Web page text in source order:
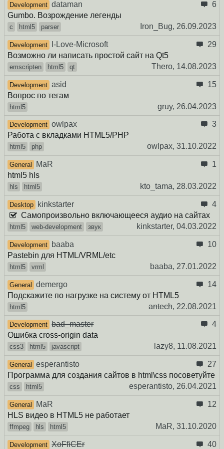
Development dataman
6
Gumbo. Возрождение легенды
c html5 parser Iron_Bug, 26.09.2023
Development I-Love-Microsoft
29
Возможно ли написать простой сайт на Qt5
emscripten html5 qt Thero, 14.08.2023
Development asid
15
Вопрос по тегам
html5 gruy, 26.04.2023
Development owlpax
3
Работа с вкладками HTML5/PHP
html5 php owlpax, 31.10.2022
General MaR
1
html5 hls
hls html5 kto_tama, 28.03.2022
Desktop kinkstarter
4
Самопроизвольно включающееся аудио на сайтах
html5 web-development звук kinkstarter, 04.03.2022
Development baaba
10
Pastebin для HTML/VRML/etc
html5 vrml baaba, 27.01.2022
General demergo
14
Подскажите по нагрузке на систему от HTML5
html5 antech, 22.08.2021
Development bad_master
4
Ошибка cross-origin data
css3 html5 javascript lazy8, 11.08.2021
General esperantisto
27
Программа для создания сайтов в html\css посоветуйте
css html5 esperantisto, 26.04.2021
General MaR
12
HLS видео в HTML5 не работает
ffmpeg hls html5 MaR, 31.10.2020
Development XoFfiCEr
40